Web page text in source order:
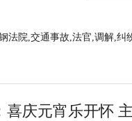
法院,交通事故,法官,调解,纠
喜庆元宵乐开怀